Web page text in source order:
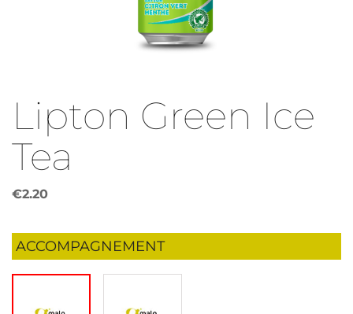
Lipton Green Ice
Tea
€2.20
ACCOMPAGNEMENT